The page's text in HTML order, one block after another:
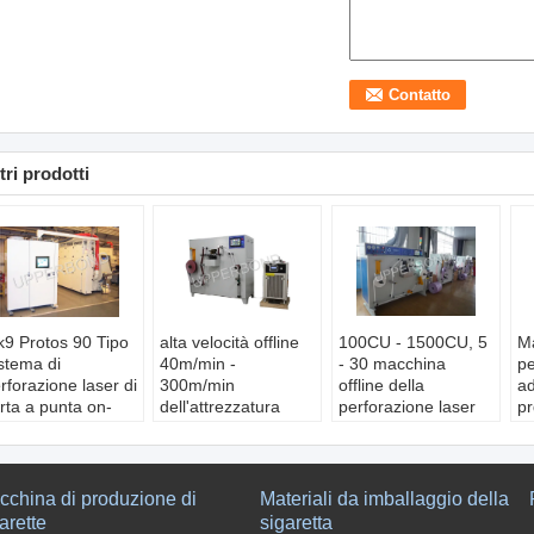
prodotti
Protos 90 Tipo
di
laser di
a punta on-
Nuovo
3x380V
Guangzhou
alta velocità offline
40m/min -
300m/min
dell'attrezzatura
laser 200W
Tensione:
220V
Guangzhou
100CU - 1500CU, 5
- 30 macchina
offline della
perforazione laser
di produzione di
Materiali da imballaggio della
sigaretta